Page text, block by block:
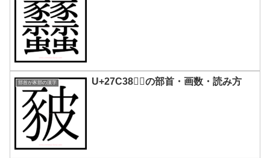
部首が豕部の漢字 U+27C38｜𧰸の部首・画数・読み方